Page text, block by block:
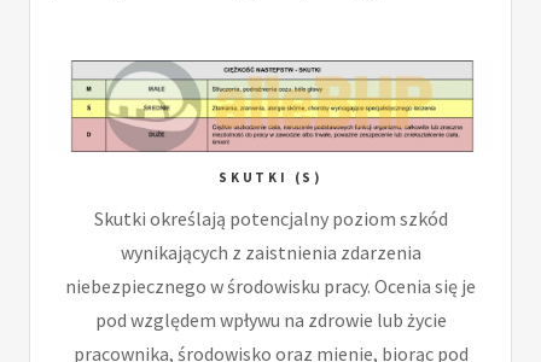
SKUTKI (S)
Skutki określają potencjalny poziom szkód
wynikających z zaistnienia zdarzenia
niebezpiecznego w środowisku pracy. Ocenia się je
pod względem wpływu na zdrowie lub życie
pracownika, środowisko oraz mienie, biorąc pod